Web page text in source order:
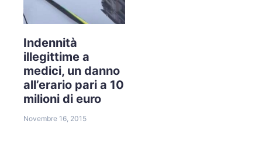
Indennità
illegittime a
medici, un danno
all’erario pari a 10
milioni di euro
Novembre 16, 2015